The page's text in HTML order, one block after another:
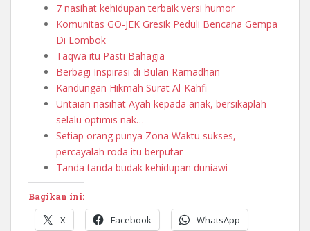
7 nasihat kehidupan terbaik versi humor
Komunitas GO-JEK Gresik Peduli Bencana Gempa
Di Lombok
Taqwa itu Pasti Bahagia
Berbagi Inspirasi di Bulan Ramadhan
Kandungan Hikmah Surat Al-Kahfi
Untaian nasihat Ayah kepada anak, bersikaplah
selalu optimis nak…
Setiap orang punya Zona Waktu sukses,
percayalah roda itu berputar
Tanda tanda budak kehidupan duniawi
Bagikan ini:
X Facebook WhatsApp